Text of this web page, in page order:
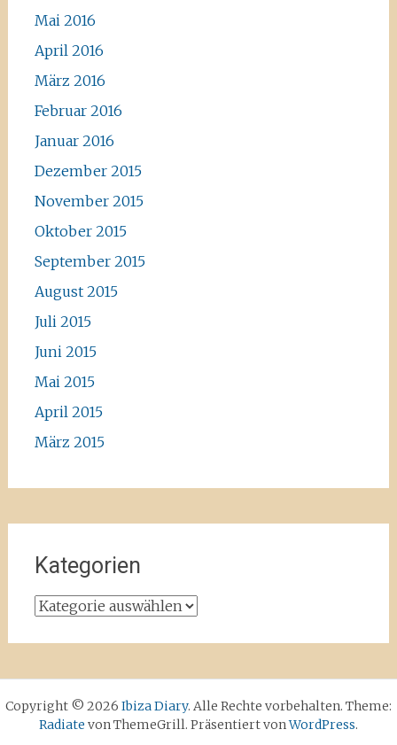
Mai 2016
April 2016
März 2016
Februar 2016
Januar 2016
Dezember 2015
November 2015
Oktober 2015
September 2015
August 2015
Juli 2015
Juni 2015
Mai 2015
April 2015
März 2015
Kategorien
Kategorien
Copyright © 2026 Ibiza Diary. Alle Rechte vorbehalten. Theme:
Radiate von ThemeGrill. Präsentiert vonWordPress.